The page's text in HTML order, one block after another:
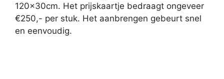
120x30cm. Het prijskaartje bedraagt ongeveer
€250,- per stuk. Het aanbrengen gebeurt snel
en eenvoudig.